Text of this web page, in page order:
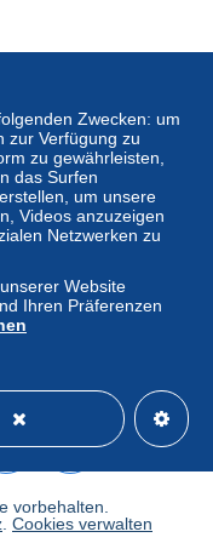
des
Zahlung
nichtig zu
die
Website, wie
definiert sind.
die
Rückerstattung
Delcampe-
Liste
Zwecken: um
zur Verfügung zu
zu gewährleisten,
das Surfen
um unsere
Videos anzuzeigen
Netzwerken zu
Website
Ihren Präferenzen
vorbehalten.
Cookies verwalten